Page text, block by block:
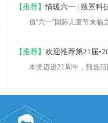
【推荐】情暖六一 | 致景科
值“六一”国际儿童节来临
【推荐】 欢迎推荐第21届
本奖迈进21周年，甄选